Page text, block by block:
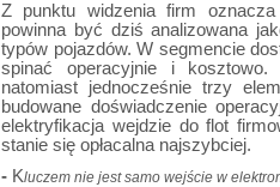
Z punktu widzenia firm
powinna być dziś analizowana
typów pojazdów. W segmencie
spinać operacyjnie i
natomiast jednocześnie trzy
budowane doświadczenie
elektryfikacja wejdzie do flot
stanie się opłacalna najszybciej.
- Kluczem nie jest samo wejście w